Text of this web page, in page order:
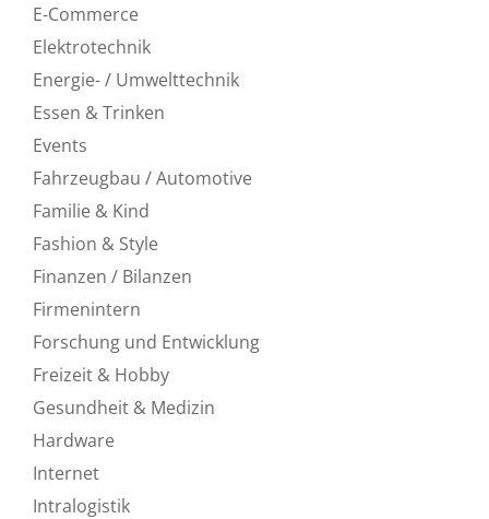
E-Commerce
Elektrotechnik
Energie- / Umwelttechnik
Essen & Trinken
Events
Fahrzeugbau / Automotive
Familie & Kind
Fashion & Style
Finanzen / Bilanzen
Firmenintern
Forschung und Entwicklung
Freizeit & Hobby
Gesundheit & Medizin
Hardware
Internet
Intralogistik